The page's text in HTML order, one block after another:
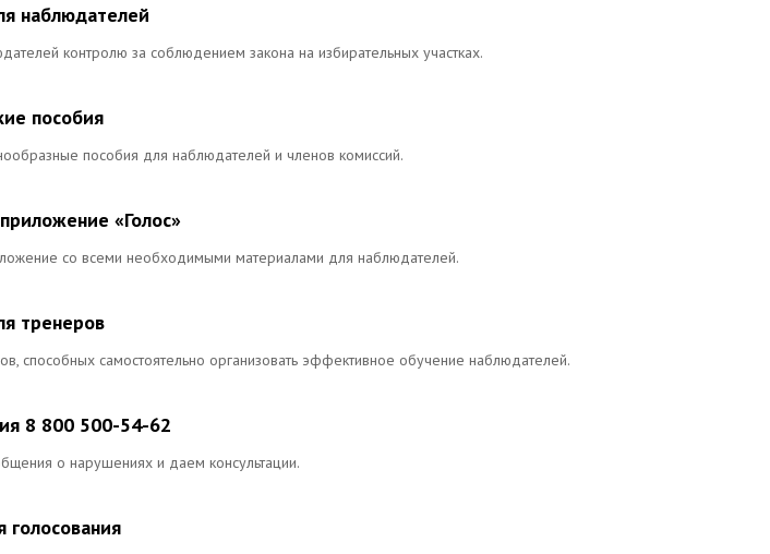
наблюдателей
контролю за соблюдением закона на избирательных участках.
пособия
пособия для наблюдателей и членов комиссий.
«Голос»
со всеми необходимыми материалами для наблюдателей.
тренеров
способных самостоятельно организовать эффективное обучение наблюдателей.
8 800 500-54-62
о нарушениях и даем консультации.
голосования